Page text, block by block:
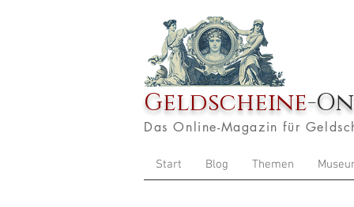
Geldscheine-
Das Online-Magazin für
Start Blog Themen